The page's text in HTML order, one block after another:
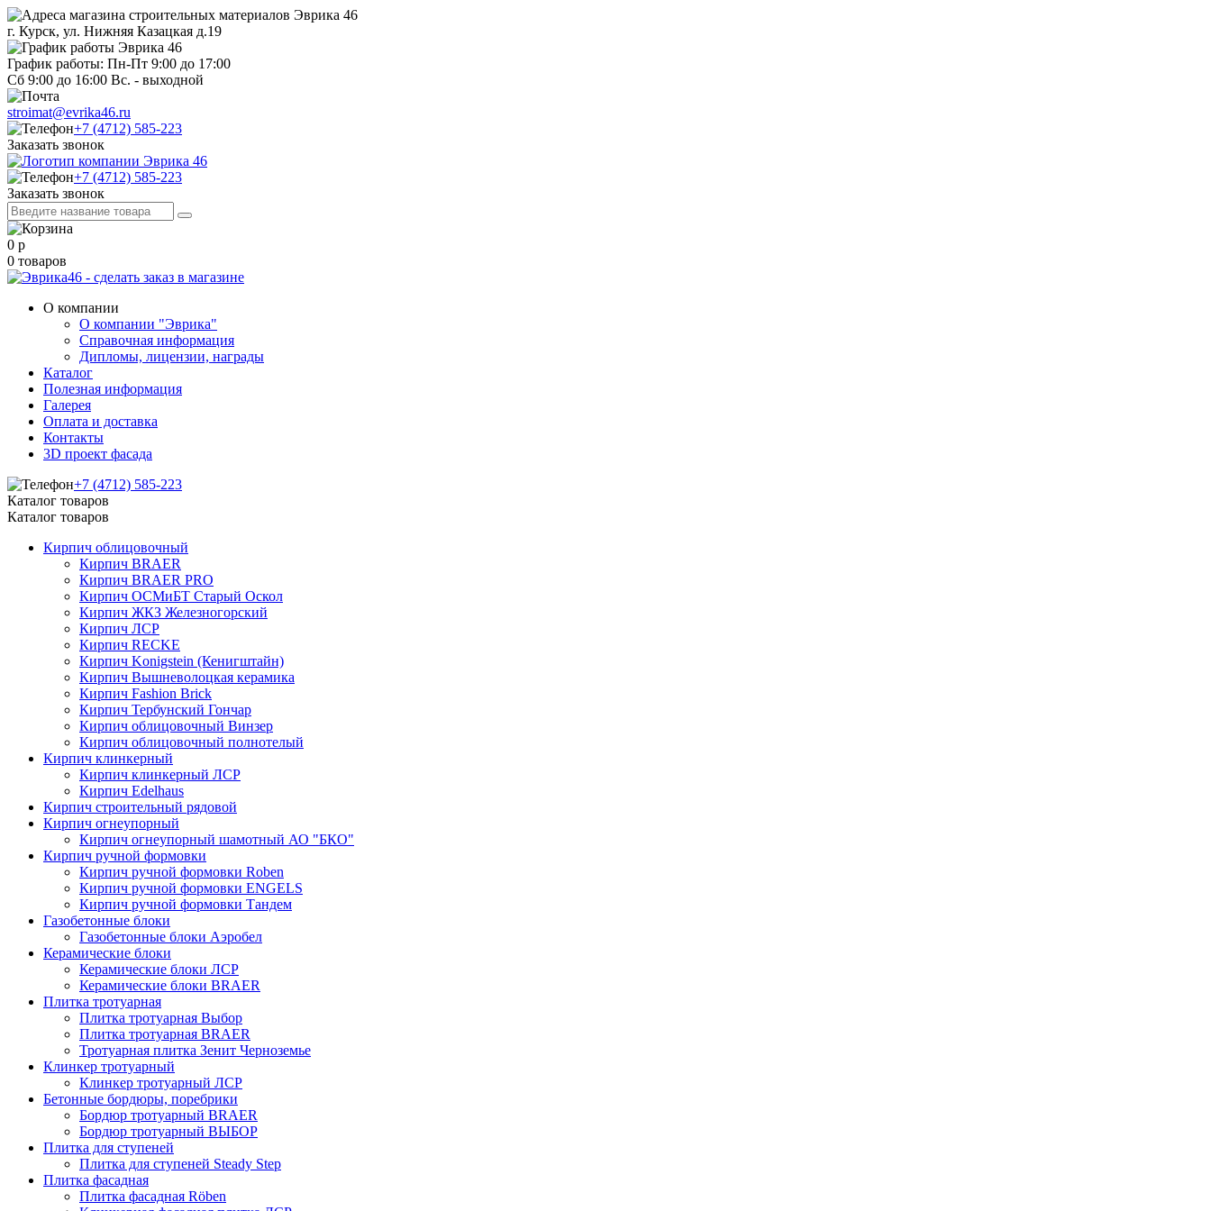
г. Курск, ул. Нижняя Казацкая д.19
График работы: Пн-Пт 9:00 до 17:00
Сб 9:00 до 16:00 Вс. - выходной
stroimat@evrika46.ru
+7 (4712) 585-223
Заказать звонок
+7 (4712) 585-223
Заказать звонок
0 р
0 товаров
О компании
О компании "Эврика"
Справочная информация
Дипломы, лицензии, награды
Каталог
Полезная информация
Галерея
Оплата и доставка
Контакты
3D проект фасада
+7 (4712) 585-223
Каталог товаров
Каталог товаров
Кирпич облицовочный
Кирпич BRAER
Кирпич BRAER PRO
Кирпич ОСМиБТ Старый Оскол
Кирпич ЖКЗ Железногорский
Кирпич ЛСР
Кирпич RECKE
Кирпич Konigstein (Кенигштайн)
Кирпич Вышневолоцкая керамика
Кирпич Fashion Brick
Кирпич Тербунский Гончар
Кирпич облицовочный Винзер
Кирпич облицовочный полнотелый
Кирпич клинкерный
Кирпич клинкерный ЛСР
Кирпич Edelhaus
Кирпич строительный рядовой
Кирпич огнеупорный
Кирпич огнеупорный шамотный АО "БКО"
Кирпич ручной формовки
Кирпич ручной формовки Roben
Кирпич ручной формовки ENGELS
Кирпич ручной формовки Тандем
Газобетонные блоки
Газобетонные блоки Аэробел
Керамические блоки
Керамические блоки ЛСР
Керамические блоки BRAER
Плитка тротуарная
Плитка тротуарная Выбор
Плитка тротуарная BRAER
Тротуарная плитка Зенит Черноземье
Клинкер тротуарный
Клинкер тротуарный ЛСР
Бетонные бордюры, поребрики
Бордюр тротуарный BRAER
Бордюр тротуарный ВЫБОР
Плитка для ступеней
Плитка для ступеней Steady Step
Плитка фасадная
Плитка фасадная Röben